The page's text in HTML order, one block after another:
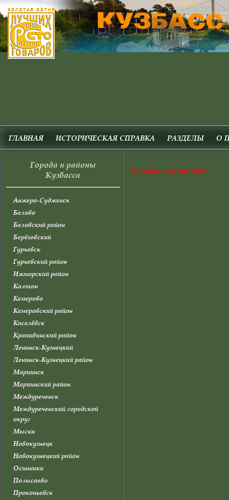
ГЛАВНАЯ ИСТОРИЧЕСКАЯ СПРАВКА РАЗДЕЛЫ О
Города и районы
Кузбасса
Анжеро-Судженск
Белово
Беловский район
Берёзовский
Гурьевск
Гурьевский район
Ижморский район
Калтан
Кемерово
Кемеровский район
Киселёвск
Крапивинский район
Ленинск-Кузнецкий
Ленинск-Кузнецкий район
Мариинск
Мариинский район
Междуреченск
Междуреченский городской
округ
Мыски
Новокузнецк
Новокузнецкий район
Осинники
Полысаево
Прокопьевск
Элемент не найден!